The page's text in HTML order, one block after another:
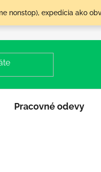
nonstop), expedícia ako
Pracovné odevy